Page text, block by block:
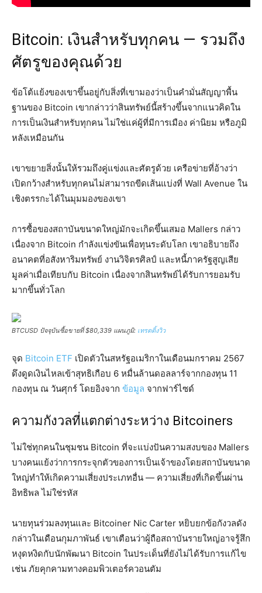
Bitcoin: เงินสำหรับทุกคน — รวมถึง
ศัตรูของคุณด้วย
ข้อโต้แย้งของเขาขึ้นอยู่กับสิ่งที่เขามองว่าเป็นคำมั่นสัญญาพื้น
ฐานของ Bitcoin เขากล่าวว่าสินทรัพย์นี้สร้างขึ้นจากแนวคิดใน
การเป็นเงินสำหรับทุกคน ไม่ใช่แค่ผู้ที่มีการเมือง ค่านิยม หรือภูมิ
หลังเหมือนกัน
เขาขยายสิ่งนั้นให้รวมถึงคู่แข่งและศัตรูด้วย เครือข่ายที่อ้างว่า
เปิดกว้างสำหรับทุกคนไม่สามารถขีดเส้นแบ่งที่ Wall Avenue ใน
เชิงตรรกะได้ในมุมมองของเขา
การซื้อของสถาบันขนาดใหญ่มักจะเกิดขึ้นเสมอ Mallers กล่าว
เนื่องจาก Bitcoin กำลังแข่งขันเพื่อทุนระดับโลก เขาอธิบายถึง
อนาคตที่อสังหาริมทรัพย์ งานวิจิตรศิลป์ และหนี้ภาครัฐสูญเสีย
มูลค่าเมื่อเทียบกับ Bitcoin เนื่องจากสินทรัพย์ได้รับการยอมรับ
มากขึ้นทั่วโลก
BTCUSD ปัจจุบันซื้อขายที่ $80,339 แผนภูมิ: เทรดดิ้งวิว
จุด Bitcoin ETF เปิดตัวในสหรัฐอเมริกาในเดือนมกราคม 2567
ดึงดูดเงินไหลเข้าสุทธิเกือบ 6 หมื่นล้านดอลลาร์จากกองทุน 11
กองทุน ณ วันศุกร์ โดยอิงจาก ข้อมูล จากฟาร์ไซด์
ความกังวลที่แตกต่างระหว่าง Bitcoiners
ไม่ใช่ทุกคนในชุมชน Bitcoin ที่จะแบ่งปันความสงบของ Mallers
บางคนแย้งว่าการกระจุกตัวของการเป็นเจ้าของโดยสถาบันขนาด
ใหญ่ทำให้เกิดความเสี่ยงประเภทอื่น — ความเสี่ยงที่เกิดขึ้นผ่าน
อิทธิพล ไม่ใช่รหัส
นายทุนร่วมลงทุนและ Bitcoiner Nic Carter หยิบยกข้อกังวลดัง
กล่าวในเดือนกุมภาพันธ์ เขาเตือนว่าผู้ถือสถาบันรายใหญ่อาจรู้สึก
หงุดหงิดกับนักพัฒนา Bitcoin ในประเด็นที่ยังไม่ได้รับการแก้ไข
เช่น ภัยคุกคามทางคอมพิวเตอร์ควอนตัม